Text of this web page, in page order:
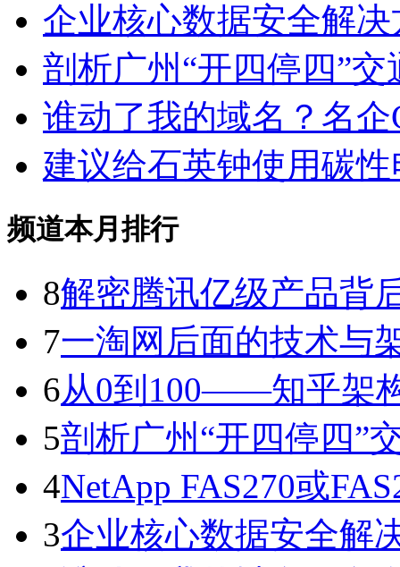
企业核心数据安全解决
剖析广州“开四停四”
谁动了我的域名？名
建议给石英钟使用碳性
频道本月排行
8解密腾讯亿级产品背
7一淘网后面的技术与
6从0到100——知乎架
5剖析广州“开四停四”
4NetApp FAS270或
3企业核心数据安全解